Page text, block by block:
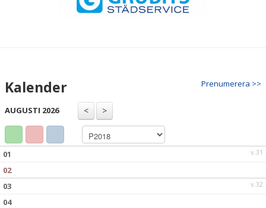
KALENDER
Prenumerera >>
Kalender
AUGUSTI 2026
v.31
01
02
v.32
03
04